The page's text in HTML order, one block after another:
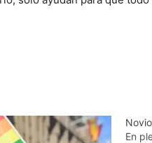
En